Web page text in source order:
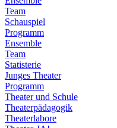
Team
Schauspiel
Programm
Ensemble
Team
Statisterie
Junges Theater
Programm
Theater und Schule
Theaterpädagogik
Theaterlabore